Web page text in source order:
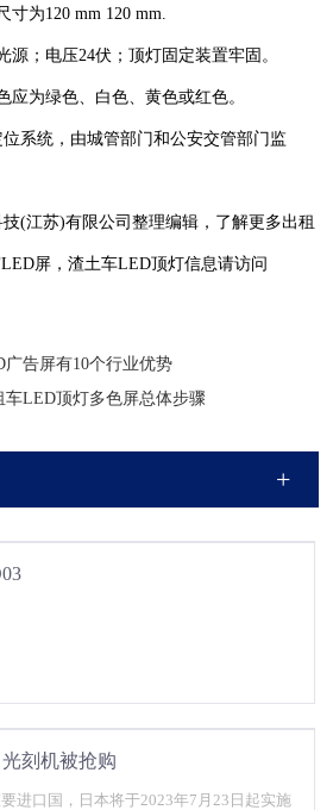
寸为120 mm 120 mm.
源；电压24伏；顶灯固定装置牢固。
应为绿色、白色、黄色或红色。
系统，由城管部门和公安交管部门监
(江苏)有限公司整理编辑，了解更多出租
屏，渣土车LED顶灯信息请访问
告屏有10个行业优势
车LED顶灯多色屏总体步骤
刻机被抢购
进口国，日本将于2023年7月23日起实施